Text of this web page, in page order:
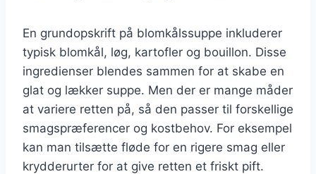
En grundopskrift på blomkålssuppe inkluderer
typisk blomkål, løg, kartofler og bouillon. Disse
ingredienser blendes sammen for at skabe en
glat og lækker suppe. Men der er mange måder
at variere retten på, så den passer til forskellige
smagspræferencer og kostbehov. For eksempel
kan man tilsætte fløde for en rigere smag eller
krydderurter for at give retten et friskt pift.